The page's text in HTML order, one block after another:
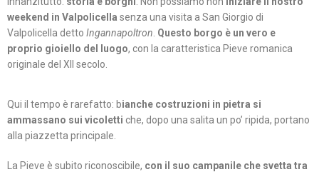
weekend in Valpolicella senza una visita a San Giorgio di
Valpolicella detto Ingannapoltron Questo borgo è un vero e
proprio gioiello del luogo, con la caratteristica Pieve romanica
originale del XII secolo.
Qui il tempo è rarefatto: bianche costruzioni in pietra si
ammassano sui vicoletti che, dopo una salita un po’ ripida, portano
alla piazzetta principale.
La Pieve è subito riconoscibile, con il suo campanile che svetta tra